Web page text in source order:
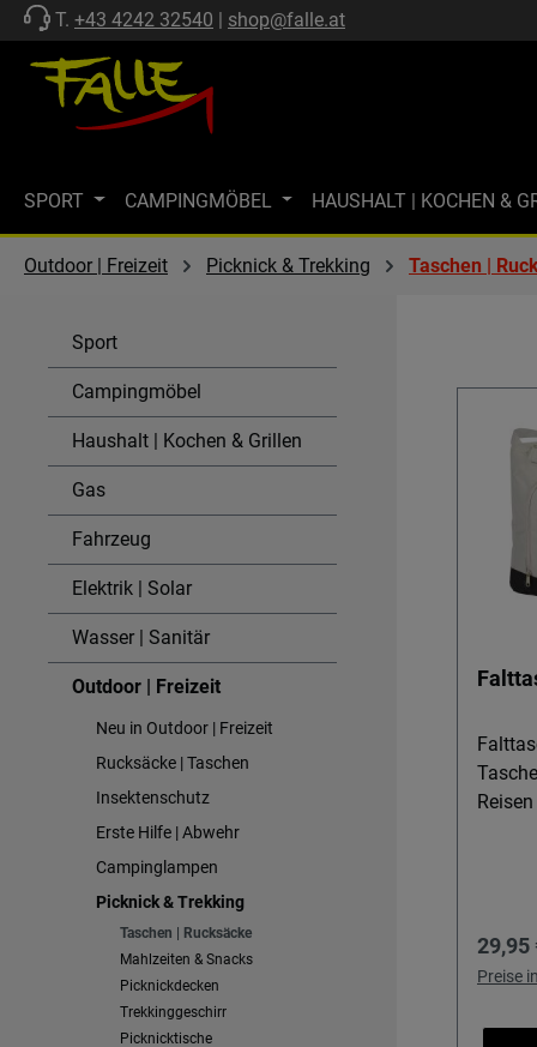
Hauptinhalt springen
Zur Suche springen
Zur Hauptnavigation springen
T. +43 4242 32540 | shop@falle.at
SPORT CAMPINGMÖBEL HAUSHALT | KOCHEN &
SPÜLEN & KOMBI-EINHEITEN
Outdoor | Freizeit Picknick & Trekking Taschen |
Sport
Campingmöbel
Haushalt | Kochen & Grillen
Gas
Fahrzeug
Elektrik | Solar
Wasser | Sanitär
Outdoor | Freizeit
Neu in Outdoor | Freizeit
Rucksäcke | Taschen
Insektenschutz
Erste Hilfe | Abwehr
Campinglampen
Picknick & Trekking
Taschen | Rucksäcke
Mahlzeiten & Snacks
Picknickdecken
Trekkinggeschirr
Picknicktische
Reisen Diese Falttasche ist ideal für
und
29,95
Preise